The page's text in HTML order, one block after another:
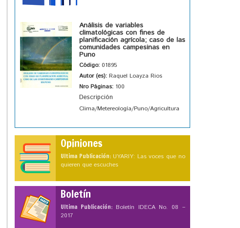
Análisis de variables
climatológicas con fines de
planificación agrícola; caso de las
comunidades campesinas en
Puno
Código: 01895
Autor (es): Raquel Loayza Rios
Nro Páginas: 100
Descripción
Clima/Metereología/Puno/Agricultura
Opiniones
Ultima Publicación: UYARIY: Las voces que no
quieren que escuches
Boletín
Ultima Publicación: Boletín IDECA No. 08 –
2017